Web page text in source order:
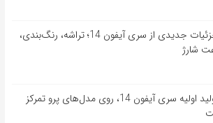
افشای جزئیات جدیدی از سری آیفون 14؛ تراشه، رنگ‌بندی،
شارژ
اپل در تولید اولیه سری آیفون 14، روی مدل‌های پرو تمرکز